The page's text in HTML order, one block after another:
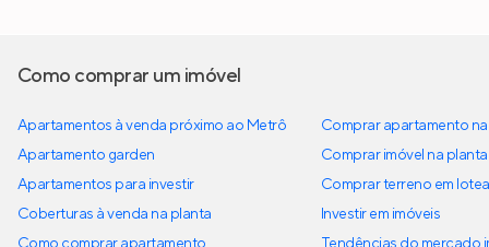
Como comprar um imóvel
Apartamentos à venda próximo ao Metrô
Apartamento garden
Apartamentos para investir
Coberturas à venda na planta
Comprar apartamento
Comprar imóvel na planta
Comprar terreno em
Investir em imóveis